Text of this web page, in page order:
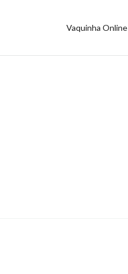
Vaquinha Online